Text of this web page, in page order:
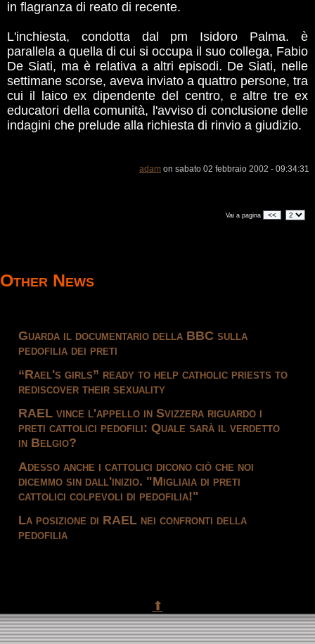
in flagranza di reato di recente.
L'inchiesta, condotta dal pm Isidoro Palma. è
parallela a quella di cui si occupa il suo collega, Fabio
De Siati, ma è relativa a altri episodi. De Siati, nelle
settimane scorse, aveva inviato a quattro persone, tra
cui il laico ex dipendente del centro, e altre tre ex
educatori della comunità, l'avviso di conclusione delle
indagini che prelude alla richiesta di rinvio a giudizio.
adam on sabato 02 febbraio 2002 - 09:34:31
Vai a pagina <<
Other News
Guarda il documentario della BBC sulla
pedofilia dei preti
“Rael's girls” ready to help catholic priests to
rediscover their sexuality
RAEL vince l'appello in Svizzera riguardo i
preti cattolici pedofili: Quale sarà il verdetto
in Belgio?
Adesso anche i cattolici dicono ciò che noi
dicemmo sin dall'inizio. "Migliaia di preti
cattolici colpevoli di pedofilia!"
La posizione di RAEL nei confronti della
pedofilia
⬆